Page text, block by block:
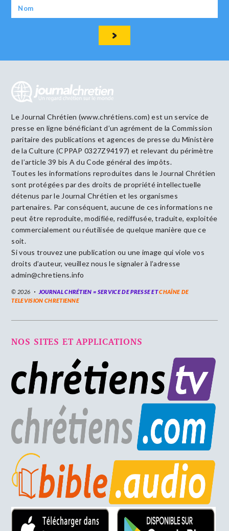
Le Journal Chrétien (www.chrétiens.com) est un service de
presse en ligne bénéficiant d’un agrément de la Commission
paritaire des publications et agences de presse du Ministère
de la Culture (CPPAP 0327Z94197) et relevant du périmètre
de l’article 39 bis A du Code général des impôts.
Toutes les informations reproduites dans le Journal Chrétien
sont protégées par des droits de propriété intellectuelle
détenus par le Journal Chrétien et les organismes
partenaires. Par conséquent, aucune de ces informations ne
peut être reproduite, modifiée, rediffusée, traduite, exploitée
commercialement ou réutilisée de quelque manière que ce
soit.
Si vous trouvez une publication ou une image qui viole vos
droits d’auteur, veuillez nous le signaler à l’adresse
admin@chretiens.info
© 2026 JOURNAL CHRÉTIEN = SERVICE DE PRESSE ETCHAÎNE DE
TELEVISION CHRETIENNE
NOS SITES ET APPLICATIONS